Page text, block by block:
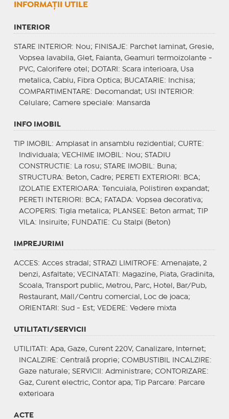
INFORMAŢII UTILE
INTERIOR
STARE INTERIOR: Nou; FINISAJE : Parchet laminat, Gresie,
Vopsea lavabila, Glet, Faianta, Geamuri termoizolante -
PVC, Calorifere otel;
DOTARI : Scara interioara, Usa
metalica, Cablu, Fibra Optica; BUCATARIE : Inchisa;
COMPARTIMENTARE : Decomandat; USI INTERIOR:
Celulare; Camere speciale: Mansarda
INFO IMOBIL
TIP IMOBIL : Amplasat in ansamblu rezidential; CURTE :
Individuala; VECHIME IMOBIL : Nou; STADIU
CONSTRUCTIE : La rosu; STARE IMOBIL : Buna;
STRUCTURA: Beton, Cadre; PERETI EXTERIORI : BCA;
IZOLATIE EXTERIOARA: Tencuiala, Polistiren expandat;
PERETI INTERIORI : BCA; FATADA: Vopsea decorativa;
ACOPERIS: Tigla metalica; PLANSEE : Beton armat;
TIP
VILA: Insiruite; FUNDATIE : Cu Stalpi (Beton)
IMPREJURIMI
ACCES: Acces stradal; STRAZI LIMITROFE : Amenajate, 2
benzi, Asfaltate; VECINATATI : Magazine, Piata, Gradinita,
Scoala, Transport public, Metrou, Parc, Hotel, Bar/Pub,
Restaurant, Mall/Centru comercial, Loc de joaca;
ORIENTARI : Sud - Est; VEDERE : Vedere mixta
UTILITATI/SERVICII
UTILITATI : Apa, Gaze, Curent 220V, Canalizare, Internet;
INCALZIRE : Centrală proprie; COMBUSTIBIL INCALZIRE :
Gaze naturale; SERVICII : Administrare; CONTORIZARE :
Gaz, Curent electric, Contor apa;
Tip Parcare: Parcare
exterioara
ACTE